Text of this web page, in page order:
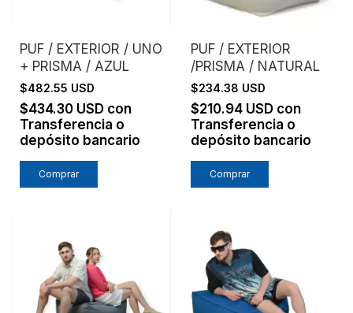
PUF / EXTERIOR / UNO
+ PRISMA / AZUL
$482.55 USD
$434.30 USD con
Transferencia o
depósito bancario
PUF / EXTERIOR
/PRISMA / NATURAL
$234.38 USD
$210.94 USD con
Transferencia o
depósito bancario